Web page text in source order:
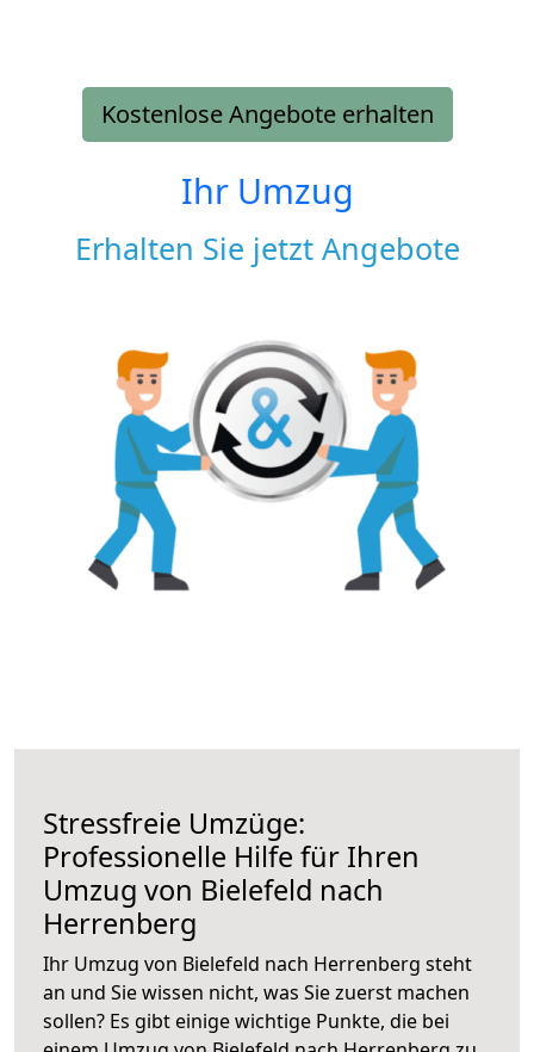
Kostenlose Angebote erhalten
Ihr Umzug
Erhalten Sie jetzt Angebote
Stressfreie Umzüge:
Professionelle Hilfe für Ihren
Umzug von Bielefeld nach
Herrenberg
Ihr Umzug von Bielefeld nach Herrenberg steht
an und Sie wissen nicht, was Sie zuerst machen
sollen? Es gibt einige wichtige Punkte, die bei